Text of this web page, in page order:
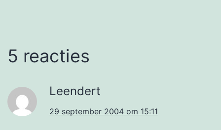
5 reacties
Leendert
29 september 2004 om 15:11